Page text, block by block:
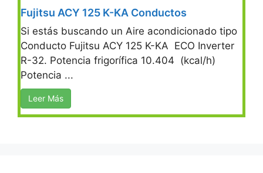
Fujitsu ACY 125 K-KA Conductos
Si estás buscando un Aire acondicionado tipo
Conducto Fujitsu ACY 125 K-KA ECO Inverter
R-32. Potencia frigorífica 10.404 (kcal/h)
Potencia ...
Leer Más